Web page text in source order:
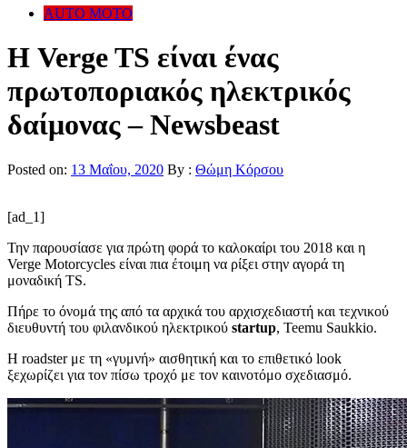
AUTO MOTO
Η Verge TS είναι ένας
πρωτοποριακός ηλεκτρικός
δαίμονας – Newsbeast
Posted on: 13 Μαΐου, 2020 By : Θώμη Κόρσου
[ad_1]
Την παρουσίασε για πρώτη φορά το καλοκαίρι του 2018 και η
Verge Motorcycles είναι πια έτοιμη να ρίξει στην αγορά τη
μοναδική TS.
Πήρε το όνομά της από τα αρχικά του αρχισχεδιαστή και τεχνικού
διευθυντή του φιλανδικού ηλεκτρικού startup, Teemu Saukkio.
Η roadster με τη «γυμνή» αισθητική και το επιθετικό look
ξεχωρίζει για τον πίσω τροχό με τον καινοτόμο σχεδιασμό.